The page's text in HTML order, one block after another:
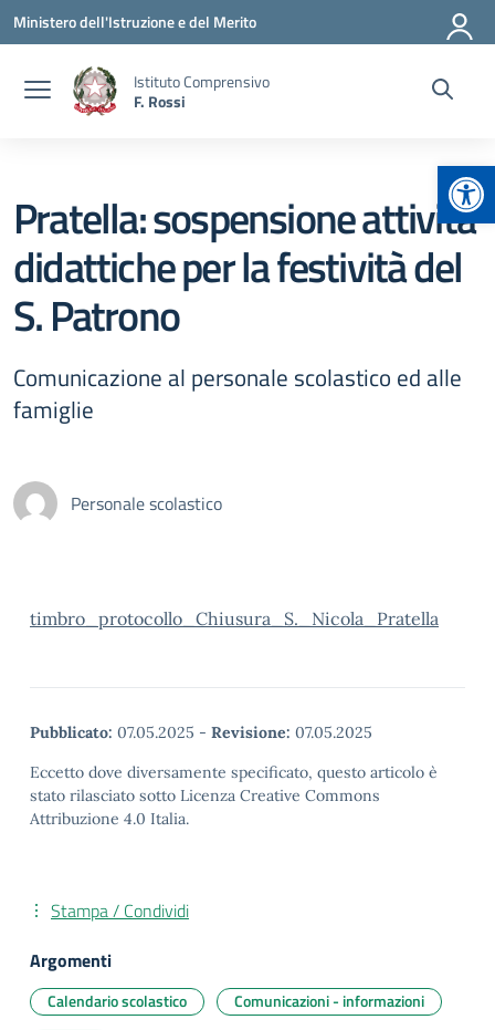
Vai ai contenuti
Vai al menu di navigazione
Vai al footer
Ministero dell'Istruzione e del Merito
Istituto Comprensivo
F. Rossi
Pratella: sospensione attività
didattiche per la festività del
S. Patrono
Comunicazione al personale scolastico ed alle
famiglie
Personale scolastico
timbro_protocollo_Chiusura_S._Nicola_Pratella
Pubblicato: 07.05.2025 - Revisione: 07.05.2025
Eccetto dove diversamente specificato, questo articolo è
stato rilasciato sotto Licenza Creative Commons
Attribuzione 4.0 Italia.
Stampa / Condividi
Argomenti
Calendario scolastico
Comunicazioni - informazioni